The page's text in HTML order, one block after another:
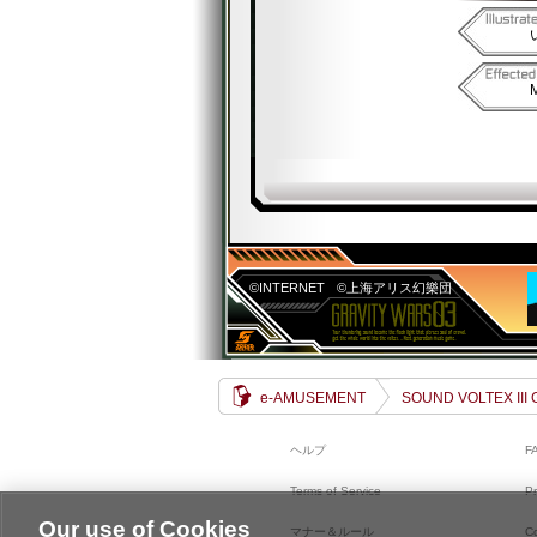
©INTERNET ©上海アリス幻樂団
e-AMUSEMENT SOUND VOLTEX III
ヘルプ
Terms of Service
マナー＆ルール
Our use of Cookies